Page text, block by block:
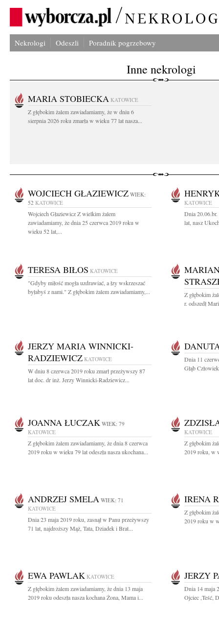
Nekrologi Odeszli Poradnik pogrzebowy
Inne nekrologi
MARIA STOBIECKA KATOWICE
Z głębokim żalem zawiadamiamy, że w dniu 6
sierpnia 2026 roku zmarła w wieku 77 lat nasza...
WOJCIECH GŁAZIEWICZ WIEK:
52 KATOWICE
Wojciech Głaziewicz Z wielkim żalem
zawiadamiamy, że dnia 25 czerwca 2019 roku w
wieku 52 lat,...
KATOWICE
Dnia
lat, nasz
TERESA BIŁOS KATOWICE
"Gdyby miłość mogła uzdrawiać, a łzy wskrzeszać
byłabyś z nami." Z głębokim żalem zawiadamiamy,...
Z głębokim
r. odszedł
JERZY MARIA WINNICKI-
RADZIEWICZ KATOWICE
W dniu 8 czerwca 2019 roku zmarł przeżywszy 87
lat doc. dr inż. Jerzy Winnicki-Radziewicz...
Dnia 11
Głąb
JOANNA ŁUCZAK WIEK: 79
KATOWICE
Z głębokim żalem zawiadamiamy, że dnia 8 czerwca
2019 roku w wieku 79 lat odeszła nasza ukochana...
KATOWICE
Z głębokim
2019 roku, w
ANDRZEJ SMELA WIEK: 71
KATOWICE
Dnia 23 maja 2019 roku, zasnął w Panu przeżywszy
71 lat, najdroższy Mąż, Tata, Dziadek i Brat...
IRENA
Z głębokim
2019 roku w
EWA PAWLAK KATOWICE
Z głębokim żalem zawiadamiamy, że dnia 13 maja
2019 roku odeszła nasza kochana Żona, Mama i...
JERZY
Dnia 14 maja
Ojciec ,Teść,